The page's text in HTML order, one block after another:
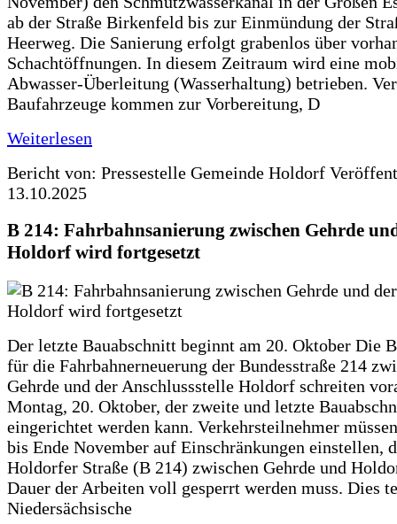
ab der Straße Birkenfeld bis zur Einmündung der
Heerweg. Die Sanierung erfolgt grabenlos über
Schachtöffnungen. In diesem Zeitraum wird eine
Abwasser-Überleitung (Wasserhaltung) betrieben.
Baufahrzeuge kommen zur Vorbereitung, D
Weiterlesen
Bericht von: Pressestelle Gemeinde Holdorf
13.10.2025
B 214: Fahrbahnsanierung zwischen Gehrde
Holdorf wird fortgesetzt
Der letzte Bauabschnitt beginnt am 20. Oktober Die
für die Fahrbahnerneuerung der Bundesstraße 214
Gehrde und der Anschlussstelle Holdorf schreiten
Montag, 20. Oktober, der zweite und letzte
eingerichtet werden kann. Verkehrsteilnehmer
bis Ende November auf Einschränkungen einstellen,
Holdorfer Straße (B 214) zwischen Gehrde und
Dauer der Arbeiten voll gesperrt werden muss. Dies
Niedersächsische